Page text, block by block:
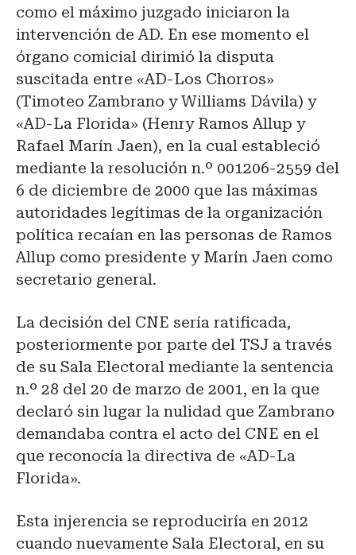
como el máximo juzgado iniciaron la
intervención de AD. En ese momento el
órgano comicial dirimió la disputa
suscitada entre «AD-Los Chorros»
(Timoteo Zambrano y Williams Dávila) y
«AD-La Florida» (Henry Ramos Allup y
Rafael Marín Jaen), en la cual estableció
mediante la resolución n.º 001206-2559 del
6 de diciembre de 2000 que las máximas
autoridades legítimas de la organización
política recaían en las personas de Ramos
Allup como presidente y Marín Jaen como
secretario general.
La decisión del CNE sería ratificada,
posteriormente por parte del TSJ a través
de su Sala Electoral mediante la sentencia
n.º 28 del 20 de marzo de 2001, en la que
declaró sin lugar la nulidad que Zambrano
demandaba contra el acto del CNE en el
que reconocía la directiva de «AD-La
Florida».
Esta injerencia se reproduciría en 2012
cuando nuevamente Sala Electoral, en su